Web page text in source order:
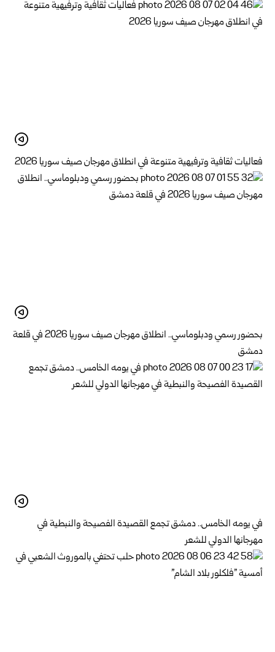
فعاليات ثقافية وترفيهية متنوعة في انطلاق مهرجان صيف سوريا 2026
بحضور رسمي ودبلوماسي.. انطلاق مهرجان صيف سوريا 2026 في قلعة
دمشق
في يومه الخامس.. دمشق تجمع القصيدة الفصيحة والنبطية في
مهرجانها الدولي للشعر